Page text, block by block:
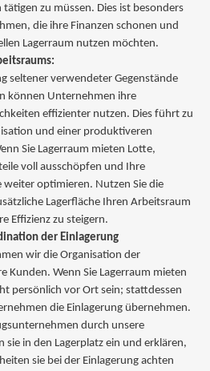
zu müssen. Dies ist besonders
die ihre Finanzen schonen und
Lagerraum nutzen möchten.
seltener verwendeter Gegenstände
können Unternehmen ihre
effizienter nutzen. Dies führt zu
und einer produktiveren
Sie Lagerraum mieten Lotte,
voll ausschöpfen und Ihre
weiter optimieren. Nutzen Sie die
Lagerfläche Ihren Arbeitsraum
Effizienz zu steigern.
der Einlagerung
wir die Organisation der
Kunden. Wenn Sie Lagerraum mieten
persönlich vor Ort sein; stattdessen
die Einlagerung übernehmen.
durch unsere
sie in den Lagerplatz ein und erklären,
sie bei der Einlagerung achten